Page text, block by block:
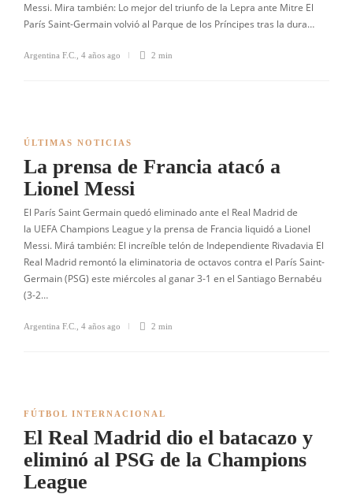
Messi. Mira también: Lo mejor del triunfo de la Lepra ante Mitre El
París Saint-Germain volvió al Parque de los Príncipes tras la dura…
Argentina F.C. 4 años ago 2 min
ÚLTIMAS NOTICIAS
La prensa de Francia atacó a
Lionel Messi
El París Saint Germain quedó eliminado ante el Real Madrid de
la UEFA Champions League y la prensa de Francia liquidó a Lionel
Messi. Mirá también: El increíble telón de Independiente Rivadavia El
Real Madrid remontó la eliminatoria de octavos contra el París Saint-
Germain (PSG) este miércoles al ganar 3-1 en el Santiago Bernabéu
(3-2…
Argentina F.C. 4 años ago 2 min
FÚTBOL INTERNACIONAL
El Real Madrid dio el batacazo y
eliminó al PSG de la Champions
League